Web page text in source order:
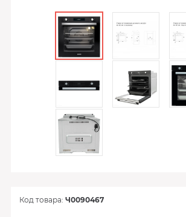
Код товара: Ч0090467